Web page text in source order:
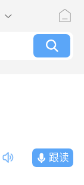
跟读